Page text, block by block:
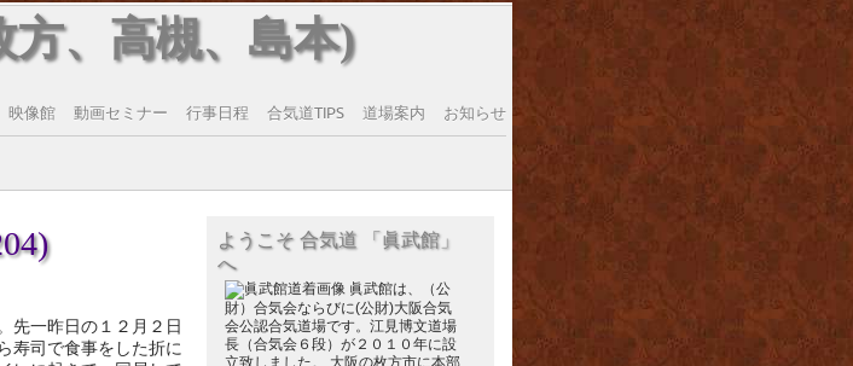
方、高槻、島本)
映像館 動画セミナー 行事日程 合気道TIPS 道場案内 お知らせ
先一昨日の１２月２日
寿司で食事をした折に
ようこそ 合気道 「眞武館」
へ
眞武館は、（公
財）合気会ならびに(公財)大阪合気
会公認合気道場です。江見博文道場
長（合気会６段）が２０１０年に設
立致しました。 大阪の枚方市に本部